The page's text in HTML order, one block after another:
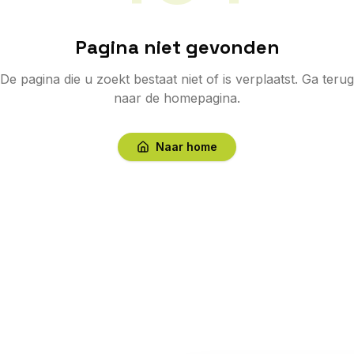
Pagina niet gevonden
De pagina die u zoekt bestaat niet of is verplaatst. Ga terug
naar de homepagina.
Naar home